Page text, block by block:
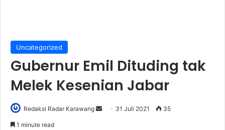
Uncategorized
Gubernur Emil Dituding tak
Melek Kesenian Jabar
Redaksi Radar Karawang
Send 31 Juli 2021 35
1 minute read